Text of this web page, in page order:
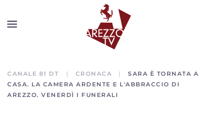
CANALE 81 DT CRONACA
SARA È TORNATA A
CASA. LA CAMERA ARDENTE E L'ABBRACCIO DI
AREZZO. VENERDÌ I FUNERALI